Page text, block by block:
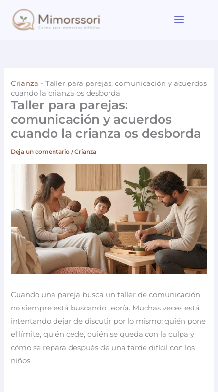
contenido
Crianza -Taller para parejas: comunicación y acuerdos
cuando la crianza os desborda
Taller para parejas:
comunicación y acuerdos
cuando la crianza os desborda
Deja un comentario /Crianza
Cuando una pareja busca un taller de comunicación
no siempre está buscando teoría. Muchas veces está
intentando dejar de discutir por lo mismo: quién pone
el límite, quién cede, quién se queda con la culpa y
cómo se repara después de una tarde difícil con los
niños.